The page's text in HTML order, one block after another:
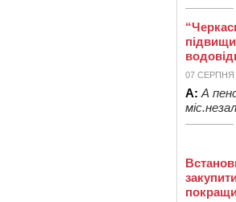
07 СЕРПНЯ
А: А